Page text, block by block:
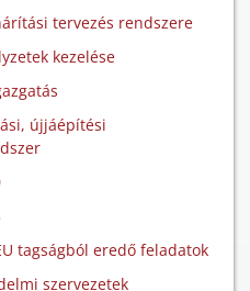
tervezés rendszere
kezelése
újjáépítési
tagságból eredő feladatok
szervezetek